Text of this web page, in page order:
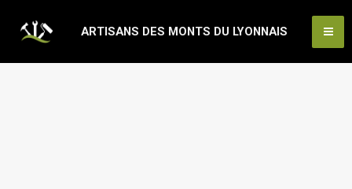
ARTISANS DES MONTS DU LYONNAIS